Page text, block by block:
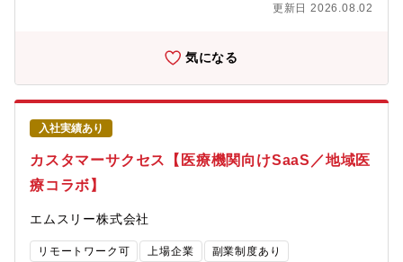
経て2019年よりエムスリーAIラボ所長として事業を推進■取締
を主導。2015年より創業期よりサポートしていたエムスリーの役
ングを築き、PHR事業も展開。
ールなどを活用してアポイントを獲得・m3.comを活用したリード
案・実行・グループ会社顧客からの紹介依頼：グループ会社が持
つ顧客基盤を通じたサービスの紹介依頼によってアポイントを獲
得し、営業機会を創出・企業との営業連携提案：医療分野で連携
可能な企業との新たなパートナーシップを構築し、共同でのリー
ド獲得や営業機会の最大化を図る■顧客の経営課題ヒアリング/提
案：顧客の抱える経営課題を深く理解し、当社のサービス（エム
スリー媒体活用マーケティング支援、SaaS）を通じた解決策を提
案■新規受注獲得：長期的な視点で顧客との関係を構築し、サービ
ス導入に向けた交渉、契約締結までの一連の業務を遂行■営業戦略
案・実行。進捗状況を分析し、必要に応じて戦略を修正・改善■プ
ロダクト改善への貢献：開発中のSaaSについて、顧客からのフィ
ードバックや市場ニーズを開発チームに連携し、プロダクト改善
更新日 2026.08.02
気になる
入社実績あり
カスタマーサクセス【医療機関向けSaaS／地域医
療コラボ】
エムスリー株式会社
リモートワーク可 上場企業 副業制度あり